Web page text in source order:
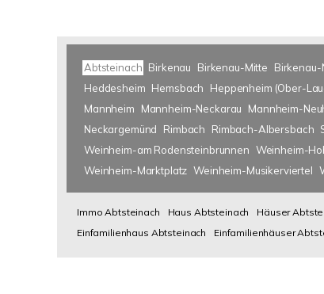
Abtsteinach Birkenau Birkenau-Mitte
Heddesheim Hemsbach Heppenheim (Ober-
Mannheim
Mannheim-Neckarau Mannheim-
Neckargemünd
Rimbach Rimbach-Albersbach
Weinheim-am Rodensteinbrunnen Weinheim-
Weinheim-Marktplatz Weinheim-Musikerviertel
Immo Abtsteinach Haus Abtsteinach Häuser
Einfamilienhaus Abtsteinach
Einfamilienhäuser